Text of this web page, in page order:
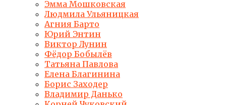
Эмма Мошковская
Людмила Ульяницкая
Агния Барто
Юрий Энтин
Виктор Лунин
Фёдор Бобылёв
Татьяна Павлова
Елена Благинина
Борис Заходер
Владимир Данько